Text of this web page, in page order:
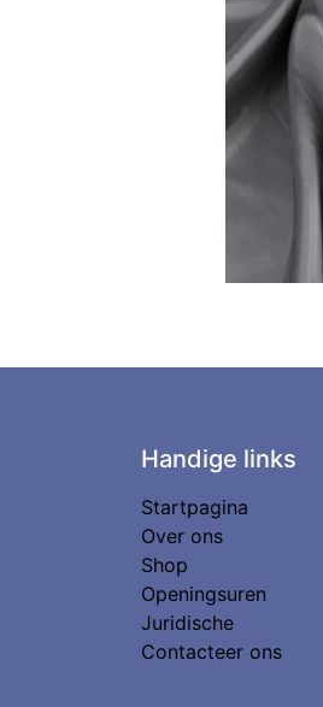
Handige links
Startpagina
Over ons
Shop
Openingsuren
Juridische
Contacteer ons